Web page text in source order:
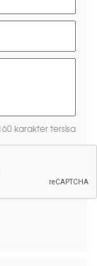
karakter tersisa